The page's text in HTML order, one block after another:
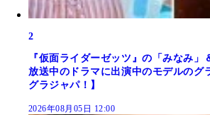
2
『仮面ライダーゼッツ』の「みなみ
放送中のドラマに出演中のモデルのグ
グラジャパ！】
2026年08月05日 12:00